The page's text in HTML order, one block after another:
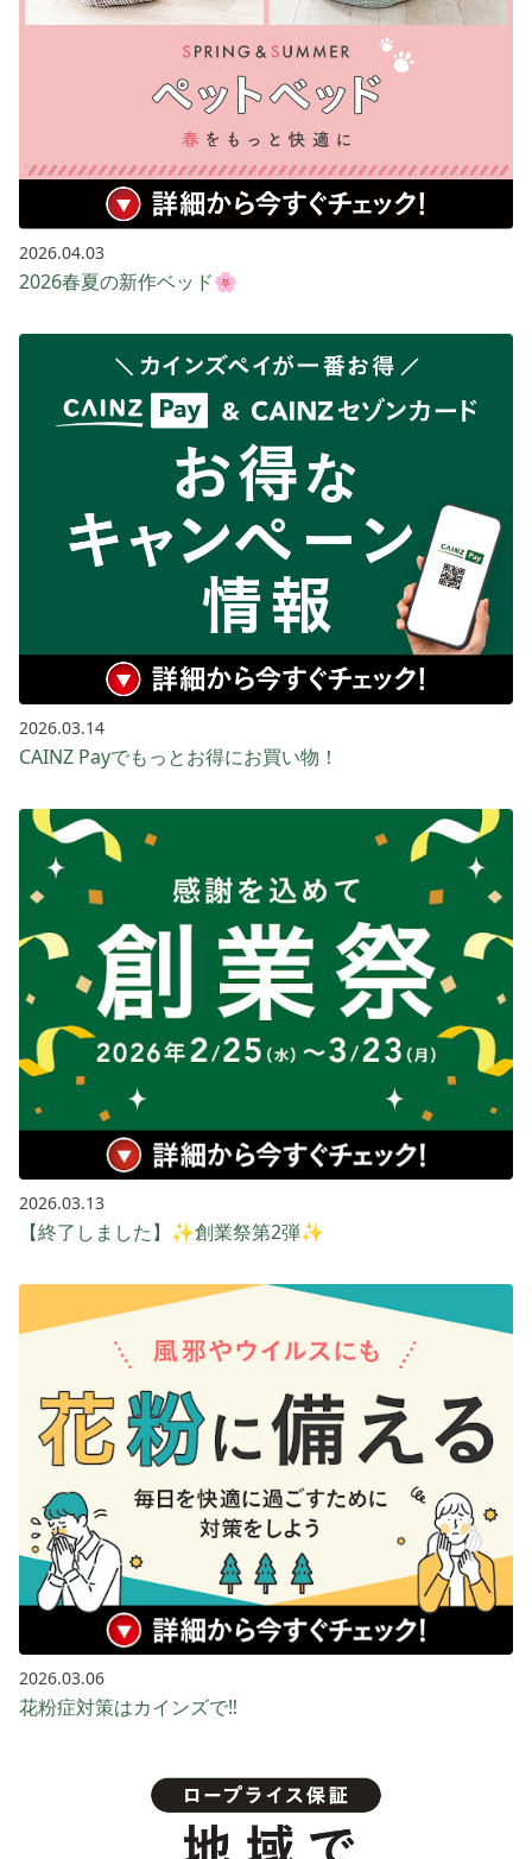
2026.04.03
2026春夏の新作ベッド🌸
2026.03.14
CAINZ Payでもっとお得に​お買い​物！​
2026.03.13
【終了しました】✨創業祭第2弾✨
2026.03.06
花粉症対策はカインズで‼️